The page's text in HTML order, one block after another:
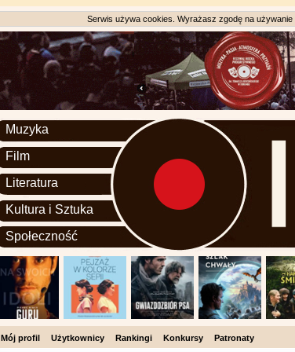
Serwis używa cookies. Wyrażasz zgodę na
Muzyka
Film
Literatura
Kultura i Sztuka
Społeczność
Mój profil Użytkownicy Rankingi Konkursy Patronaty